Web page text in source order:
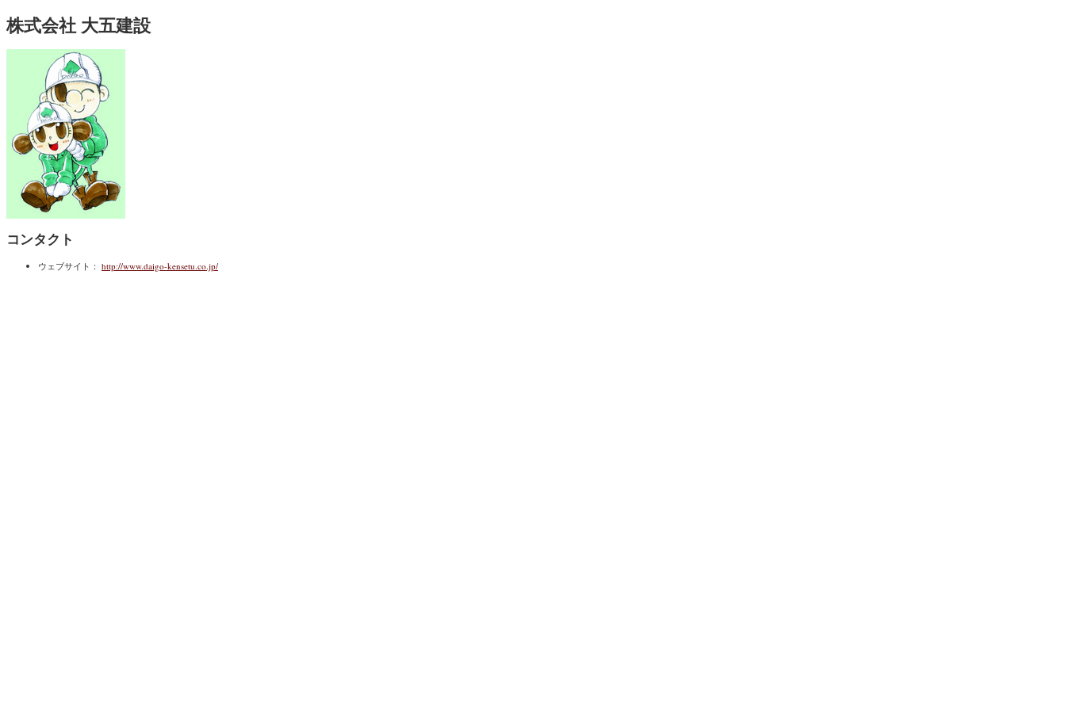
株式会社 大五建設
コンタクト
ウェブサイト： http://www.daigo-kensetu.co.jp/